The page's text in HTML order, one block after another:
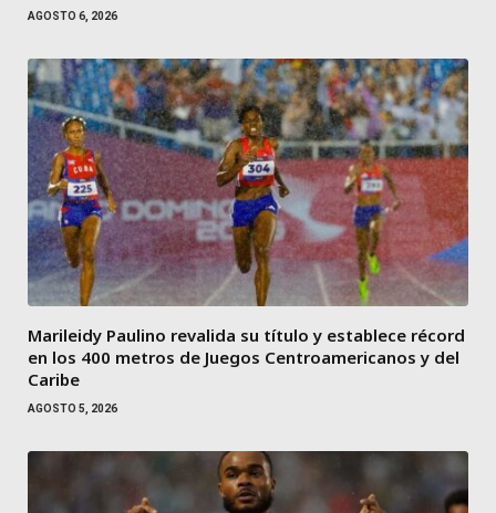
AGOSTO 6, 2026
Marileidy Paulino revalida su título y establece récord
en los 400 metros de Juegos Centroamericanos y del
Caribe
AGOSTO 5, 2026